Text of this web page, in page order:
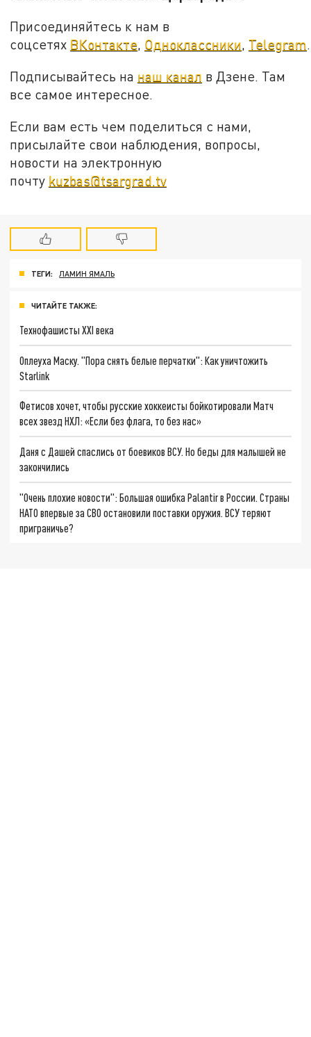
Присоединяйтесь к нам в
соцсетях ВКонтакте, Одноклассники, Telegram.
Подписывайтесь на наш канал в Дзене. Там
все самое интересное.
Если вам есть чем поделиться с нами,
присылайте свои наблюдения, вопросы,
новости на электронную
почту kuzbas@tsargrad.tv
ТЕГИ: ЛАМИН ЯМАЛЬ
ЧИТАЙТЕ ТАКЖЕ:
Технофашисты XXI века
Оплеуха Маску. "Пора снять белые перчатки": Как уничтожить
Starlink
Фетисов хочет, чтобы русские хоккеисты бойкотировали Матч
всех звезд НХЛ: «Если без флага, то без нас»
Даня с Дашей спаслись от боевиков ВСУ. Но беды для малышей не
закончились
"Очень плохие новости": Большая ошибка Palantir в России. Страны
НАТО впервые за СВО остановили поставки оружия. ВСУ теряют
приграничье?